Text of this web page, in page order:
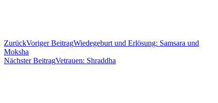
ZurückVoriger BeitragWiedegeburt und Erlösung: Samsara und
Moksha
Nächster BeitragVetrauen: Shraddha